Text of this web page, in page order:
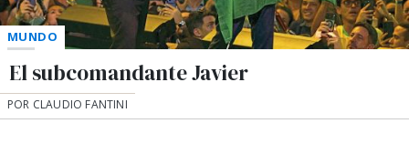
MUNDO
El subcomandante Javier
POR CLAUDIO FANTINI